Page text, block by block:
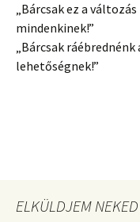
„Bárcsak ez a
mindenkinek!”
„Bárcsak
lehetőségnek!”
ELKÜLDJEM